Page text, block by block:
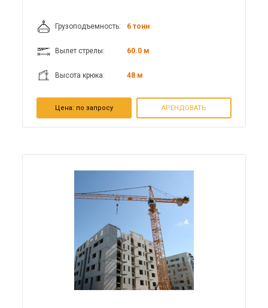
Грузоподъемность: 6 тонн
Вылет стрелы: 60.0 м
Высота крюка: 48 м
Цена: по запросу АРЕНДОВАТЬ